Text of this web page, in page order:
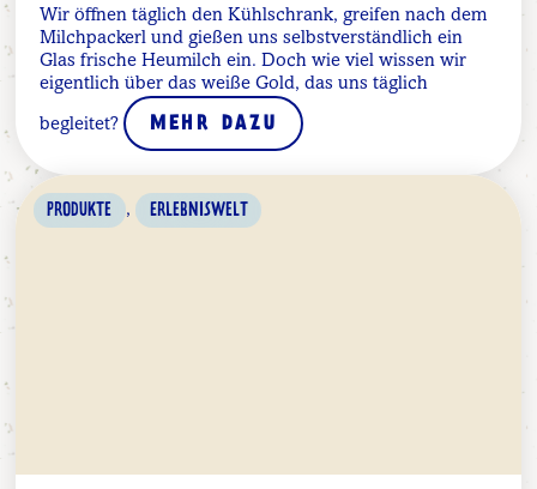
Wir öffnen täglich den Kühlschrank, greifen nach dem
Milchpackerl und gießen uns selbstverständlich ein
Glas frische Heumilch ein. Doch wie viel wissen wir
eigentlich über das weiße Gold, das uns täglich
begleitet? MEHR DAZU
PRODUKTE , ERLEBNISWELT